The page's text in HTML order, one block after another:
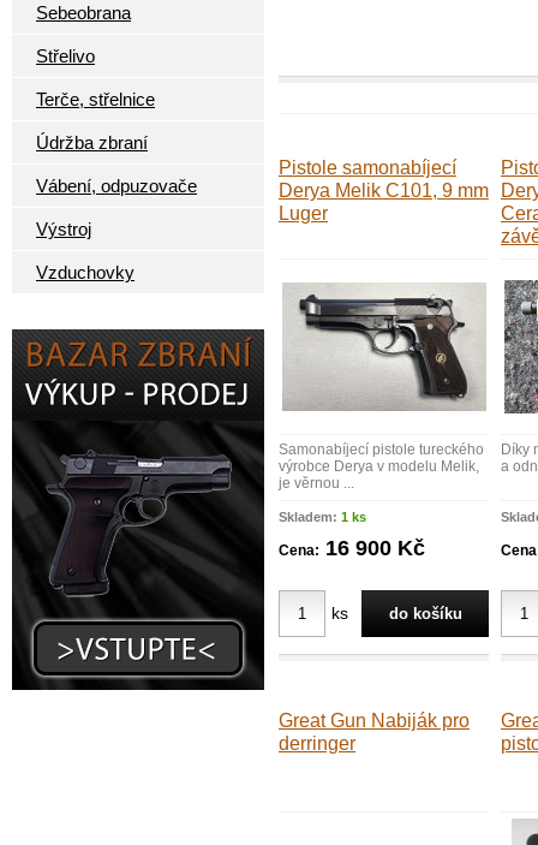
Sebeobrana
Střelivo
Terče, střelnice
Údržba zbraní
Vábení, odpuzovače
Výstroj
Vzduchovky
Pistole samonabíjecí
Derya Melik C101, 9 mm
Luger
Samonabíjecí pistole tureckého
výrobce Derya v modelu Melik,
je věrnou ...
Skladem: 1 ks
Cena: 16 900 Kč
ks
Díky
a
Great Gun Nabiják pro
derringer